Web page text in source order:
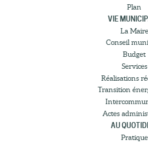
Plan
VIE
La Maire
Conseil
Budget
Services
Réalisations
Transition
Actes
AU
Pratique